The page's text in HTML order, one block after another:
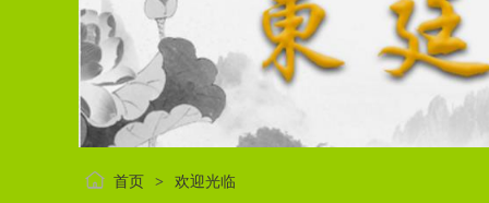
首页 > 欢迎光临